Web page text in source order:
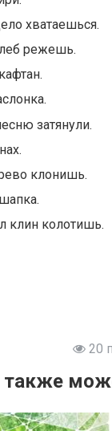
хватаешься.
режешь.
затянули.
клонишь.
клин колотишь.
20